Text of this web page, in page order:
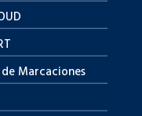
Marcaciones